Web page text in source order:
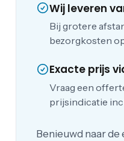
Wij leveren
Bij grotere
bezorgkosten
Exacte prijs
Vraag een
prijsindicatie
Benieuwd naar